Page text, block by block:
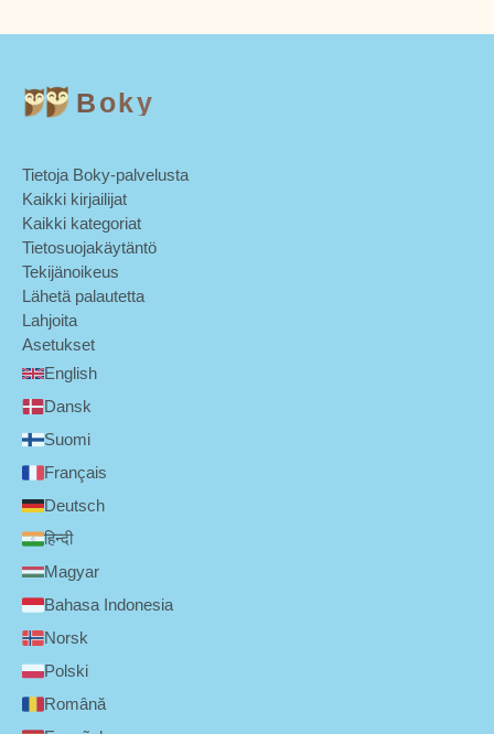
Boky
Tietoja Boky-palvelusta
Kaikki kirjailijat
Kaikki kategoriat
Tietosuojakäytäntö
Tekijänoikeus
Lähetä palautetta
Lahjoita
Asetukset
English
Dansk
Suomi
Français
Deutsch
हिन्दी
Magyar
Bahasa Indonesia
Norsk
Polski
Română